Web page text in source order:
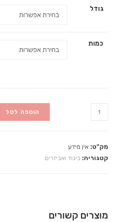
גודל
כמות
הוספה לסל
מק"ט: אין מידע
קטגוריה:ביגוד ואביזרים
מוצרים קשורים